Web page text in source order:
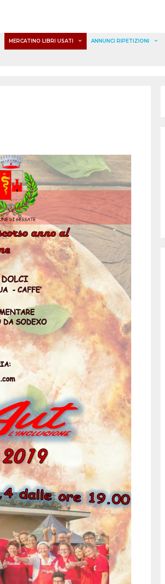
MERCATINO LIBRI USATI ANNUNCI RIPETIZIONI